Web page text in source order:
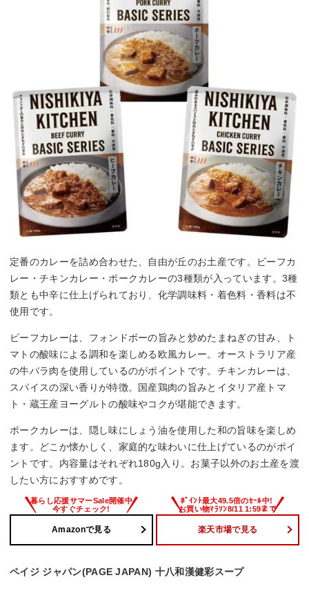
定番のカレーを詰め合わせた、自由が丘のお土産です。ビーフカ
レー・チキンカレー・ポークカレーの3種類が入っています。3種
類とも中辛に仕上げられており、化学調味料・着色料・香料は不
使用です。
ビーフカレーは、フォンドボーの旨みと炒めたまねぎの甘み、ト
マトの酸味による調和を楽しめる欧風カレー。オーストラリア産
の牛バラ肉を使用しているのがポイントです。チキンカレーは、
スパイスの深い香りが特徴。国産鶏肉の旨みとイタリア産トマ
ト・蔵王産ヨーグルトの酸味やコクが堪能できます。
ポークカレーは、隠し味にしょう油を使用した和の旨味を楽しめ
ます。どこか懐かしく、家庭的な味わいに仕上げているのがポイ
ントです。内容量はそれぞれ180g入り。お菓子以外のお土産を渡
したい方におすすめです。
Amazonで見る 楽天市場で見る
ペイジ ジャパン(PAGE JAPAN) 十八和漢健彩スープ